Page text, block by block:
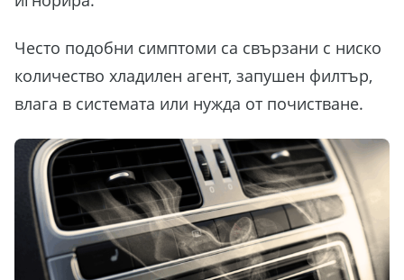
Често подобни симптоми са свързани с ниско
количество хладилен агент, запушен филтър,
влага в системата или нужда от почистване.